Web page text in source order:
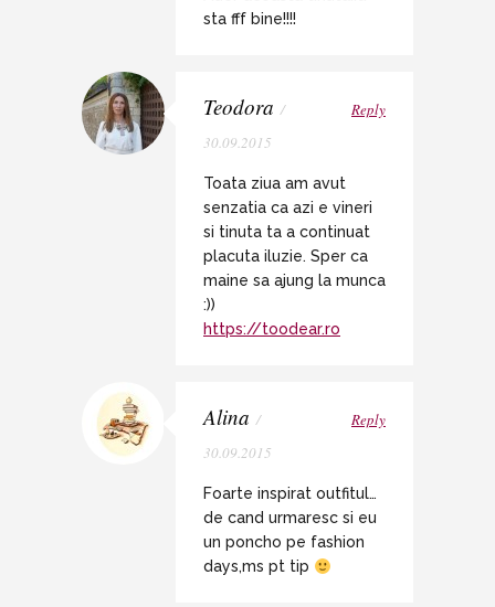
sta fff bine!!!!
Teodora /
30.09.2015
Reply
Toata ziua am avut
senzatia ca azi e vineri
si tinuta ta a continuat
placuta iluzie. Sper ca
maine sa ajung la munca
:))
https://toodear.ro
Alina /
30.09.2015
Reply
Foarte inspirat outfitul…
de cand urmaresc si eu
un poncho pe fashion
days,ms pt tip